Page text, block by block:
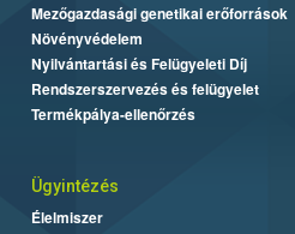
Mezőgazdasági genetikai erőforrások
Növényvédelem
Nyilvántartási és Felügyeleti Díj
Rendszerszervezés és felügyelet
Termékpálya-ellenőrzés
Ügyintézés
Élelmiszer